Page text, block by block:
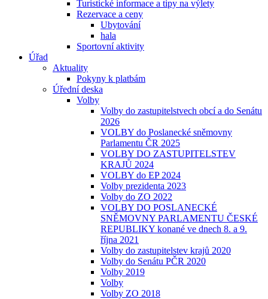
Turistické informace a tipy na výlety
Rezervace a ceny
Ubytování
hala
Sportovní aktivity
Úřad
Aktuality
Pokyny k platbám
Úřední deska
Volby
Volby do zastupitelstvech obcí a do Senátu
2026
VOLBY do Poslanecké sněmovny
Parlamentu ČR 2025
VOLBY DO ZASTUPITELSTEV
KRAJŮ 2024
VOLBY do EP 2024
Volby prezidenta 2023
Volby do ZO 2022
VOLBY DO POSLANECKÉ
SNĚMOVNY PARLAMENTU ČESKÉ
REPUBLIKY konané ve dnech 8. a 9.
října 2021
Volby do zastupitelstev krajů 2020
Volby do Senátu PČR 2020
Volby 2019
Volby
Volby ZO 2018